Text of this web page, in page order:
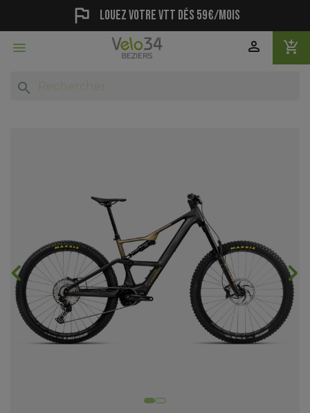
flag Louez votre vtt dés 59€/mois
 add_shopping_cart
person
search
chevron_backward chevron_forward